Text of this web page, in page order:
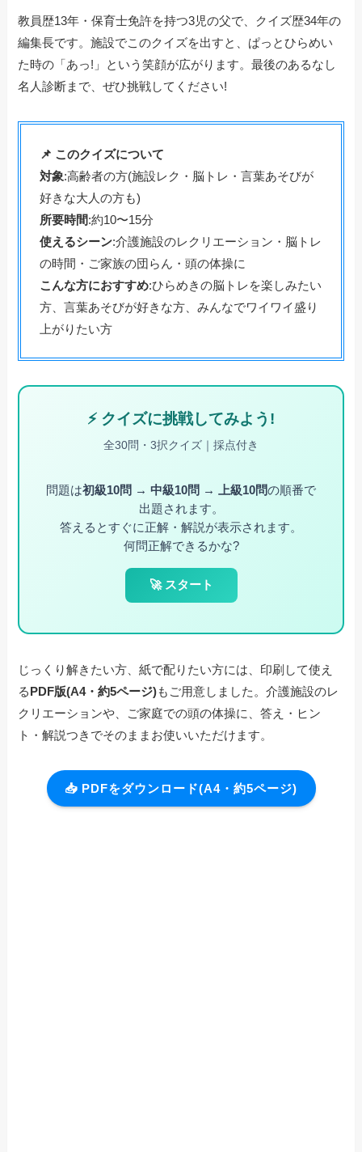
教員歴13年・保育士免許を持つ3児の父で、クイズ歴34年の
編集長です。施設でこのクイズを出すと、ぱっとひらめい
た時の「あっ!」という笑顔が広がります。最後のあるなし
名人診断まで、ぜひ挑戦してください!
📌 このクイズについて
対象:高齢者の方(施設レク・脳トレ・言葉あそびが
好きな大人の方も)
所要時間:約10〜15分
使えるシーン:介護施設のレクリエーション・脳トレ
の時間・ご家族の団らん・頭の体操に
こんな方におすすめ:ひらめきの脳トレを楽しみたい
方、言葉あそびが好きな方、みんなでワイワイ盛り
上がりたい方
じっくり解きたい方、紙で配りたい方には、印刷して使え
るPDF版(A4・約5ページ)もご用意しました。介護施設のレ
クリエーションや、ご家庭での頭の体操に、答え・ヒン
ト・解説つきでそのままお使いいただけます。
📥 PDFをダウンロード(A4・約5ページ)